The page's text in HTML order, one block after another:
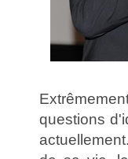
questions